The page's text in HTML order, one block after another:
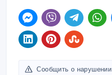
Сообщить о нарушении